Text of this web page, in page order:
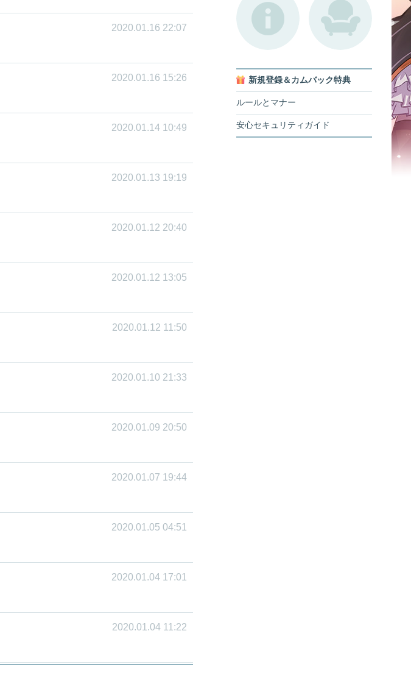
2020.01.16 22:07
2020.01.16 15:26
2020.01.14 10:49
2020.01.13 19:19
2020.01.12 20:40
2020.01.12 13:05
2020.01.12 11:50
2020.01.10 21:33
2020.01.09 20:50
2020.01.07 19:44
2020.01.05 04:51
2020.01.04 17:01
2020.01.04 11:22
新規登録＆カムバック特典
ルールとマナー
安心セキュリティガイド